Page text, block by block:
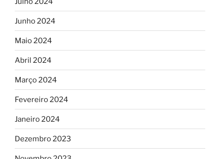
Junho 2024
Maio 2024
Abril 2024
Março 2024
Fevereiro 2024
Janeiro 2024
Dezembro 2023